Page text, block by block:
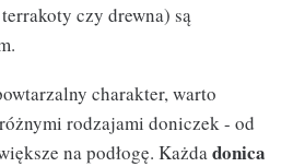
czy drewna) są
charakter, warto
rodzajami doniczek - od
na podłogę. Każdadonica